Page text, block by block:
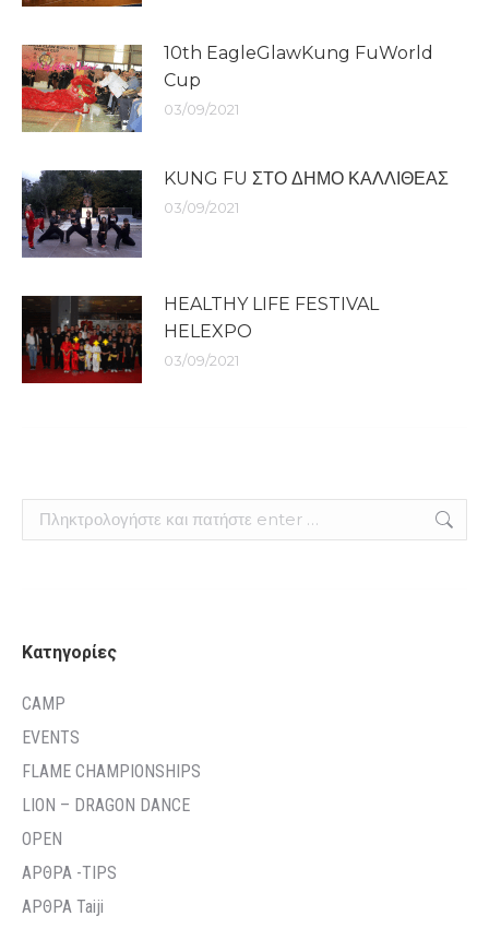
10th EagleGlawKung FuWorld
Cup
03/09/2021
KUNG FU ΣΤΟ ΔΗΜΟ ΚΑΛΛΙΘΕΑΣ
03/09/2021
HEALTHY LIFE FESTIVAL
HELEXPO
03/09/2021
Search:
Kατηγορίες
CAMP
EVENTS
FLAME CHAMPIONSHIPS
LION – DRAGON DANCE
OPEN
ΑΡΘΡΑ -TIPS
ΑΡΘΡΑ Taiji